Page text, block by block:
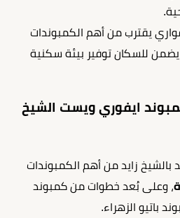
يقترب من أهم الكمبوندات
يضمن للسكان توفير بيئة سكنية
ايفوري ويست الشيخ
بالشيخ زايد من أهم الكمبوندات
، وعلى بُعد خطوات من كمبوند
باتيو الزهراء.